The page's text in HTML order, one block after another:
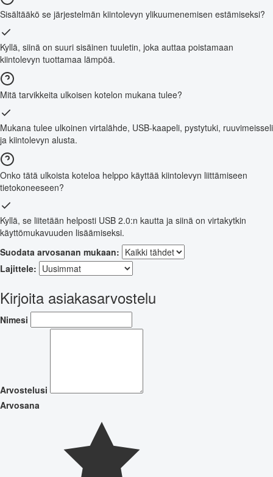
Sisältääkö se järjestelmän kiintolevyn ylikuumenemisen estämiseksi?
Kyllä, siinä on suuri sisäinen tuuletin, joka auttaa poistamaan
kiintolevyn tuottamaa lämpöä.
Mitä tarvikkeita ulkoisen kotelon mukana tulee?
Mukana tulee ulkoinen virtalähde, USB-kaapeli, pystytuki, ruuvimeisseli
ja kiintolevyn alusta.
Onko tätä ulkoista koteloa helppo käyttää kiintolevyn liittämiseen
tietokoneeseen?
Kyllä, se liitetään helposti USB 2.0:n kautta ja siinä on virtakytkin
käyttömukavuuden lisäämiseksi.
Suodata arvosanan mukaan:
Lajittele:
Kirjoita asiakasarvostelu
Nimesi
Arvostelusi
Arvosana